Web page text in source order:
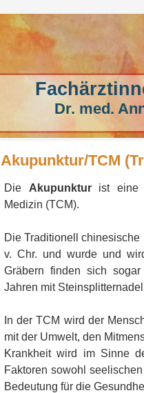
Dr. med.
Akupunktur/TCM
Die Akupunkturist eine
Medizin (TCM).
Die Traditionell
v. Chr. und wurde und
Gräbern finden sich
Jahren mit
In der TCM wird der
mit der Umwelt, den
Krankheit wird im Sinne
Faktoren sowohl
Bedeutung für die